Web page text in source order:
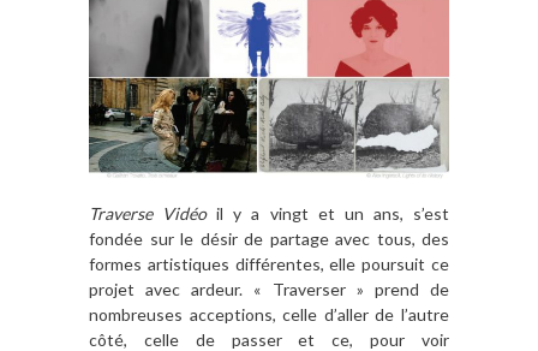
Traverse Vidéoil y a vingt et un ans, s’est
fondée sur le désir de partage avec tous, des
formes artistiques différentes, elle poursuit ce
projet avec ardeur. « Traverser » prend de
nombreuses acceptions, celle d’aller de l’autre
côté, celle de passer et ce, pour voir